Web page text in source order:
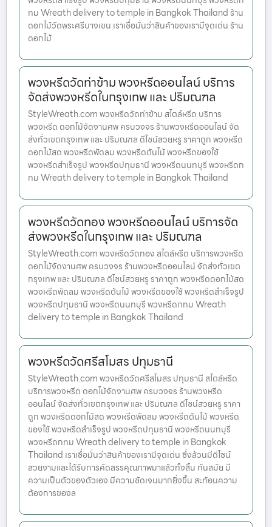
ทม Wreath delivery to temple in Bangkok Thailand ร้าน
ดอกไม้วัดพระศรีบางเขน เราเชื่อมั่นว่าสินค้าของเรามีจุดเด่น ร้าน
ดอกไม้
พวงหรีดวัดท่าข้าม พวงหรีดออนไลน์ บริการ
จัดส่งพวงหรีดในกรุงเทพ และ ปริมณฑล
StyleWreath.com พวงหรีดวัดท่าข้าม สไตล์หรีด บริการ
พวงหรีด ดอกไม้จัดงานศพ ครบวงจร ร้านพวงหรีดออนไลน์ จัด
ส่งทั่วเขตกรุงเทพ และ ปริมณฑล ดีไซน์สวยหรู ราคาถูก พวงหรีด
ดอกไม้สด พวงหรีดพัดลม พวงหรีดต้นไม้ พวงหรีดของใช้
พวงหรีดสำเร็จรูป พวงหรีดปทุมธานี พวงหรีดนนทบุรี พวงหรีดก
ทม Wreath delivery to temple in Bangkok Thailand
พวงหรีดวัดทอง พวงหรีดออนไลน์ บริการจัด
ส่งพวงหรีดในกรุงเทพ และ ปริมณฑล
StyleWreath.com พวงหรีดวัดทอง สไตล์หรีด บริการพวงหรีด
ดอกไม้จัดงานศพ ครบวงจร ร้านพวงหรีดออนไลน์ จัดส่งทั่วเขต
กรุงเทพ และ ปริมณฑล ดีไซน์สวยหรู ราคาถูก พวงหรีดดอกไม้สด
พวงหรีดพัดลม พวงหรีดต้นไม้ พวงหรีดของใช้ พวงหรีดสำเร็จรูป
พวงหรีดปทุมธานี พวงหรีดนนทบุรี พวงหรีดกทม Wreath
delivery to temple in Bangkok Thailand
พวงหรีดวัดศรีสโมสร ปทุมธานี
StyleWreath.com พวงหรีดวัดศรีสโมสร ปทุมธานี สไตล์หรีด
บริการพวงหรีด ดอกไม้จัดงานศพ ครบวงจร ร้านพวงหรีด
ออนไลน์ จัดส่งทั่วเขตกรุงเทพ และ ปริมณฑล ดีไซน์สวยหรู ราคา
ถูก พวงหรีดดอกไม้สด พวงหรีดพัดลม พวงหรีดต้นไม้ พวงหรีด
ของใช้ พวงหรีดสำเร็จรูป พวงหรีดปทุมธานี พวงหรีดนนทบุรี
พวงหรีดกทม Wreath delivery to temple in Bangkok
Thailand เราเชื่อมั่นว่าสินค้าของเรามีจุดเด่น ซึ่งล้วนมีดีไซน์
สวยงามและได้รับการคัดสรรคุณภาพมาแล้วทั้งสิ้น ทันสมัย มี
ความเป็นตัวของตัวเอง มีความชัดเจนมากยิ่งขึ้น สะท้อนความ
ต้องการของล